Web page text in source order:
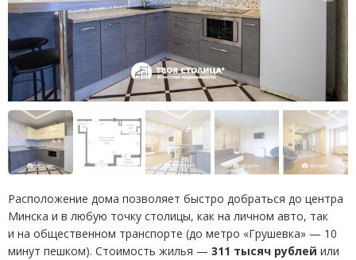
Расположение дома позволяет быстро добраться до центра
Минска и в любую точку столицы, как на личном авто, так
и на общественном транспорте (до метро «Грушевка» — 10
минут пешком). Стоимость жилья — 311 тысяч рублей или